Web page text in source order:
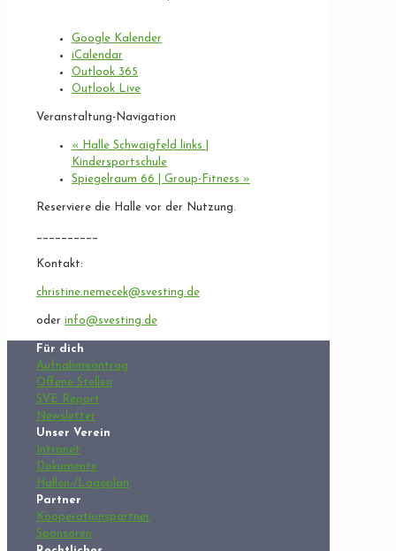
Google Kalender
iCalendar
Outlook 365
Outlook Live
Veranstaltung-Navigation
« Halle Schwaigfeld links |
Kindersportschule
Spiegelraum 66 | Group-Fitness »
Reserviere die Halle vor der Nutzung.
__________
Kontakt:
christine.nemecek@svesting.de
oder info@svesting.de
Für dich
Aufnahmeantrag
Offene Stellen
SVE Report
Newsletter
Unser Verein
Intranet
Dokumente
Hallen-/Lageplan
Partner
Kooperationspartner
Sponsoren